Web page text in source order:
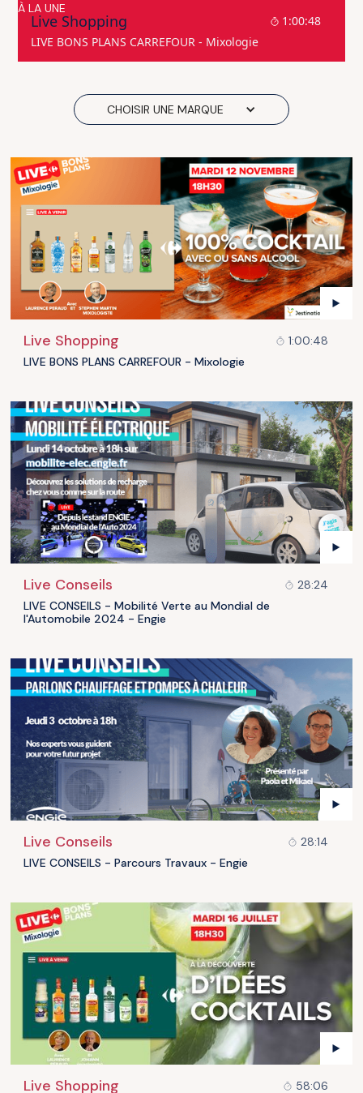
À LA UNE
Live Shopping
1:00:48
LIVE BONS PLANS CARREFOUR - Mixologie
CHOISIR UNE MARQUE
Live Shopping
1:00:48
LIVE BONS PLANS CARREFOUR - Mixologie
Live Conseils
28:24
LIVE CONSEILS - Mobilité Verte au Mondial de
l'Automobile 2024 - Engie
Live Conseils
28:14
LIVE CONSEILS - Parcours Travaux - Engie
Live Shopping
58:06